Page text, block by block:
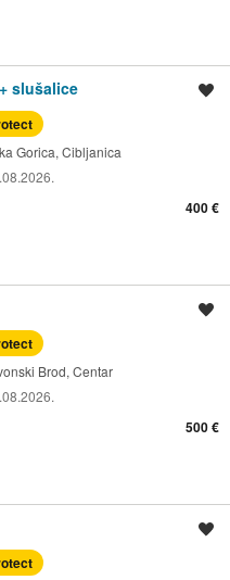
slušalice
Gorica, Cibljanica
400 €
Brod, Centar
500 €